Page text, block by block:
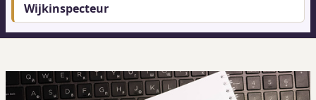
Wijkinspecteur